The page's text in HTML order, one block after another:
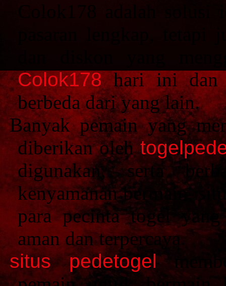
Colok178hari ini dan
berbeda dari yang lain.
Banyak pemain yang
diberikan oleh
digunakan, serta
kenyamanan bermain,
para pecinta togel
aman dan terpercaya.
situs pedetogel